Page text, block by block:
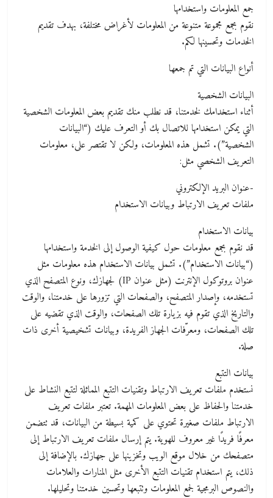
جمع المعلومات واستخدامها
نقوم بجمع مجموعة متنوعة من المعلومات لأغراض مختلفة، بهدف تقديم
الخدمات وتحسينها لكم.
أنواع البيانات التي تم جمعها
البيانات الشخصية
أثناء استخدامك لخدمتنا، قد نطلب منك تقديم بعض المعلومات الشخصية
التي يمكن استخدامها للاتصال بك أو التعرف عليك (“البيانات
الشخصية”). تشمل هذه المعلومات، ولكن لا تقتصر على، معلومات
التعريف الشخصي مثل:
-عنوان البريد الإلكتروني
ملفات تعريف الارتباط وبيانات الاستخدام
بيانات الاستخدام
قد نقوم بجمع معلومات حول كيفية الوصول إلى الخدمة واستخدامها
(“بيانات الاستخدام”). تشمل بيانات الاستخدام هذه معلومات مثل
عنوان بروتوكول الإنترنت (مثل عنوان IP) لجهازك، ونوع المتصفح الذي
تستخدمه، وإصدار المتصفح، والصفحات التي تزورها على خدمتنا، والوقت
والتاريخ الذي تقوم فيه بزيارة تلك الصفحات، والوقت الذي تقضيه على
تلك الصفحات، ومعرّفات الجهاز الفريدة، وبيانات تشخيصية أخرى ذات
صلة.
بيانات التتبع
نستخدم ملفات تعريف الارتباط وتقنيات التتبع المماثلة لتتبع النشاط على
خدمتنا والحفاظ على بعض المعلومات المهمة. تعتبر ملفات تعريف
الارتباط ملفات صغيرة تحتوي على كمية بسيطة من البيانات، قد تتضمن
معرفًا فريدًا غير معروف للهوية. يتم إرسال ملفات تعريف الارتباط إلى
متصفحك من خلال موقع الويب وتخزينها على جهازك. بالإضافة إلى
ذلك، يتم استخدام تقنيات التتبع الأخرى مثل المنارات والعلامات
والنصوص البرمجية لجمع المعلومات وتتبعها وتحسين خدمتنا وتحليلها.